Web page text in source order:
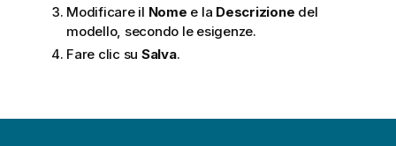
Modificare il Nome e la Descrizione del
modello, secondo le esigenze.
Fare clic su Salva.